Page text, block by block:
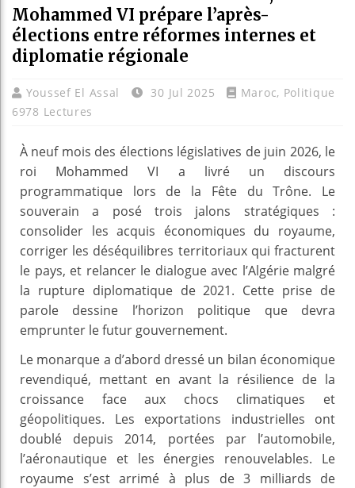
Mohammed VI prépare l’après-
élections entre réformes internes et
diplomatie régionale
Youssef El Assal 30 Jul 2025 Maroc, Politique
6978 Lectures
À neuf mois des élections législatives de juin 2026, le
roi Mohammed VI a livré un discours
programmatique lors de la Fête du Trône. Le
souverain a posé trois jalons stratégiques :
consolider les acquis économiques du royaume,
corriger les déséquilibres territoriaux qui fracturent
le pays, et relancer le dialogue avec l’Algérie malgré
la rupture diplomatique de 2021. Cette prise de
parole dessine l’horizon politique que devra
emprunter le futur gouvernement.
Le monarque a d’abord dressé un bilan économique
revendiqué, mettant en avant la résilience de la
croissance face aux chocs climatiques et
géopolitiques. Les exportations industrielles ont
doublé depuis 2014, portées par l’automobile,
l’aéronautique et les énergies renouvelables. Le
royaume s’est arrimé à plus de 3 milliards de